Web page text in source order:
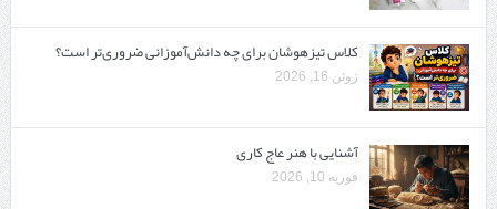
کلاس تیزهوشان برای چه دانش‌آموزانی ضروری‌تر است؟
ژوئن 16, 2026
آشنایی با هنر عاج کاری
فوریه 10, 2026